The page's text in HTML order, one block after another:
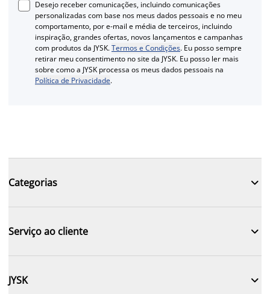
Desejo receber comunicações, incluindo comunicações
personalizadas com base nos meus dados pessoais e no meu
comportamento, por e-mail e média de terceiros, incluindo
inspiração, grandes ofertas, novos lançamentos e campanhas
com produtos da JYSK.Termos e Condições. Eu posso sempre
retirar meu consentimento no site da JYSK. Eu posso ler mais
sobre como a JYSK processa os meus dados pessoais na
Política de Privacidade.
Categorias 
Serviço ao cliente 
JYSK 